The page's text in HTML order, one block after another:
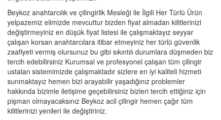
Beykoz anahtarcılık ve çilingirlik Mesleği ile İlgili Her Türlü Ürün
yelpazemiz elimizde mevcuttur bizden fiyat almadan kilitlerinizi
değiştirmeyiniz en düşük fiyat listesi ile çalışmaktayız seyyar
çalışan korsan anahtarcılara itibar etmeyiniz her türlü güvenlik
zaafiyeti vermiş olursunuz bu gibi sıkıntılı durumlara düşmeden biz
tercih edebilirsiniz Kurumsal ve profesyonel çalışan tüm çilingir
ustaları sistemimizde çalışmaktadır sizlere en iyi kaliteli hizmeti
sunmaktayız hemen bizi arayabilir yaşadığınız problemler
hakkında bizimle iletişime geçebilirsiniz bizleri tercih ettiğiniz için
pişman olmayacaksınız Beykoz acil çilingir hemen çağır tüm
kilitlerinizi yenileri ile değiştiriniz.